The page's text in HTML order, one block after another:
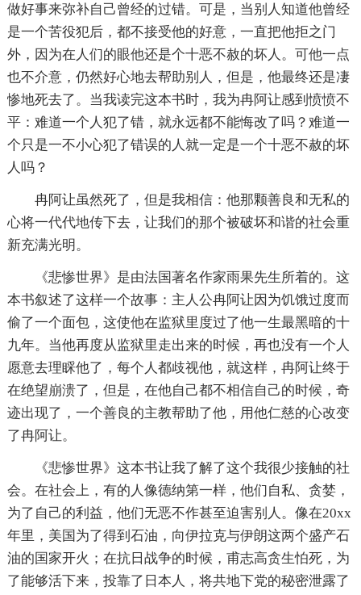
做好事来弥补自己曾经的过错。可是，当别人知道他曾经
是一个苦役犯后，都不接受他的好意，一直把他拒之门
外，因为在人们的眼他还是个十恶不赦的坏人。可他一点
也不介意，仍然好心地去帮助别人，但是，他最终还是凄
惨地死去了。当我读完这本书时，我为冉阿让感到愤愤不
平：难道一个人犯了错，就永远都不能悔改了吗？难道一
个只是一不小心犯了错误的人就一定是一个十恶不赦的坏
人吗？
冉阿让虽然死了，但是我相信：他那颗善良和无私的
心将一代代地传下去，让我们的那个被破坏和谐的社会重
新充满光明。
《悲惨世界》是由法国著名作家雨果先生所着的。这
本书叙述了这样一个故事：主人公冉阿让因为饥饿过度而
偷了一个面包，这使他在监狱里度过了他一生最黑暗的十
九年。当他再度从监狱里走出来的时候，再也没有一个人
愿意去理睬他了，每个人都歧视他，就这样，冉阿让终于
在绝望崩溃了，但是，在他自己都不相信自己的时候，奇
迹出现了，一个善良的主教帮助了他，用他仁慈的心改变
了冉阿让。
《悲惨世界》这本书让我了解了这个我很少接触的社
会。在社会上，有的人像德纳第一样，他们自私、贪婪，
为了自己的利益，他们无恶不作甚至迫害别人。像在20xx
年里，美国为了得到石油，向伊拉克与伊朗这两个盛产石
油的国家开火；在抗日战争的时候，甫志高贪生怕死，为
了能够活下来，投靠了日本人，将共地下党的秘密泄露了